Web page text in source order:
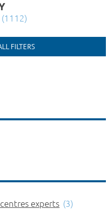
(1112)
FILTERS
experts (3)